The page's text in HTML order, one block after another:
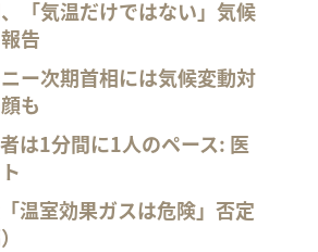
「気温だけではない」気候
告
ー次期首相には気候変動対
も
は1分間に1人のペース: 医
温室効果ガスは危険」否定